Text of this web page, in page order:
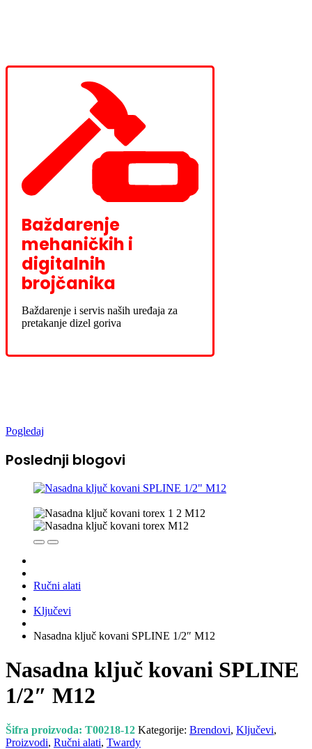
Baždarenje
mehaničkih i
digitalnih
brojčanika
Baždarenje i servis naših uređaja za
pretakanje dizel goriva
Pogledaj
Poslednji blogovi
Ručni alati
Ključevi
Nasadna ključ kovani SPLINE 1/2″ M12
Nasadna ključ kovani SPLINE
1/2″ M12
Šifra proizvoda: T00218-12 Kategorije: Brendovi, Ključevi,
Proizvodi, Ručni alati, Twardy